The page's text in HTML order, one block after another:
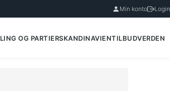
Min konto Login
OG PARTIERSKANDINAVIENTILBUDVERDEN